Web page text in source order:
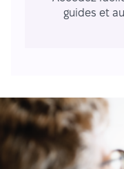
guides et